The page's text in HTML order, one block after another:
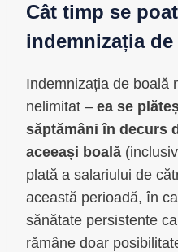
Cât timp se
indemnizația
Indemnizația de boală
nelimitat – ea se
săptămâni în decurs
aceeași boală
plată a salariului de
această perioadă, în
sănătate persistente
rămâne doar